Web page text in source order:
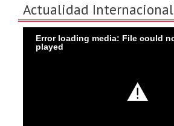
Actualidad Internacional